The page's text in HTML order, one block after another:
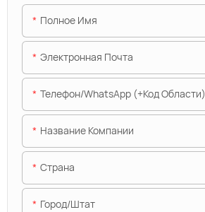
Полное Имя
Электронная Почта
Телефон/WhatsApp (+код Области)
Название Компании
Страна
Город/штат